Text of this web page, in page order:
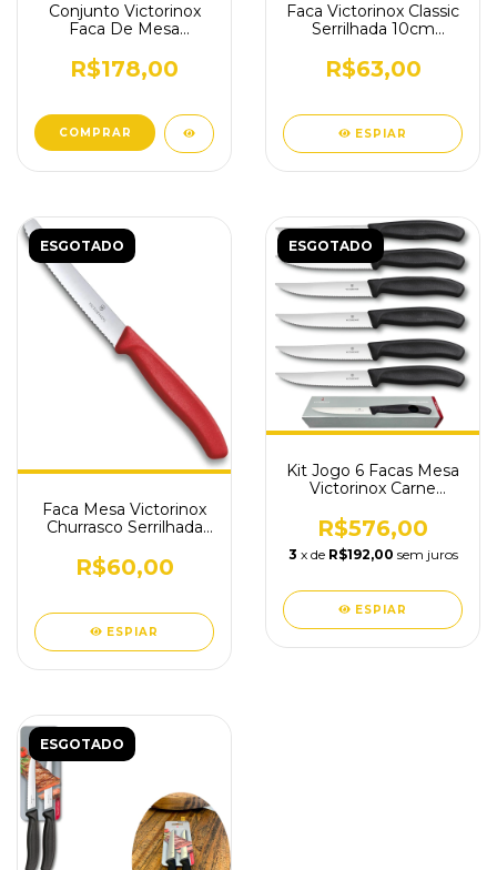
Conjunto Victorinox
Faca De Mesa
6.9003.12WB
R$178,00
COMPRAR
Faca Victorinox Classic
Serrilhada 10cm
R$63,00
ESPIAR
ESGOTADO
Faca Mesa Victorinox
Churrasco Serrilhada
R$60,00
ESPIAR
ESGOTADO
Kit Jogo 6 Facas Mesa
Victorinox Carne
R$576,00
3 x de R$192,00 sem juros
ESPIAR
ESGOTADO